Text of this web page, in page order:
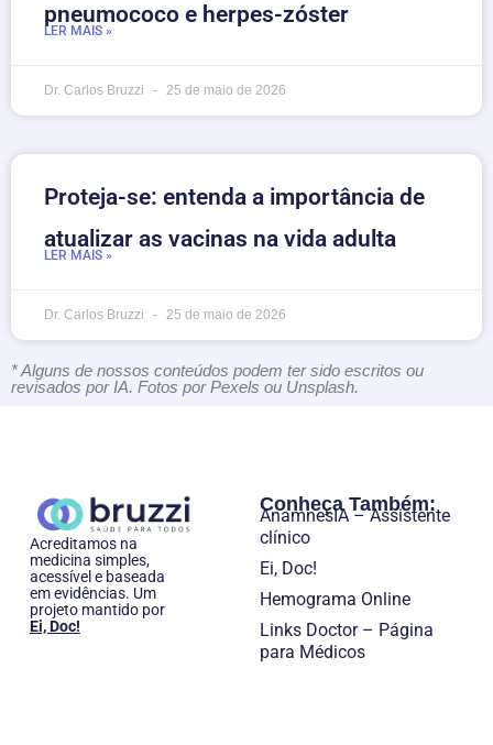
pneumococo e herpes-zóster
LER MAIS »
Dr. Carlos Bruzzi 25 de maio de 2026
Proteja-se: entenda a importância de
atualizar as vacinas na vida adulta
LER MAIS »
Dr. Carlos Bruzzi 25 de maio de 2026
* Alguns de nossos conteúdos podem ter sido escritos ou
revisados por IA. Fotos por Pexels ou Unsplash.
Acreditamos na
medicina simples,
acessível e baseada
em evidências. Um
projeto mantido por
Ei, Doc!
Conheça Também:
AnamnesIA – Assistente
clínico
Ei, Doc!
Hemograma Online
Links Doctor – Página
para Médicos